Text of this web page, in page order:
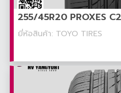
255/45R20 PROXES
ยี่ห้อสินค้า: TOYO TIRES